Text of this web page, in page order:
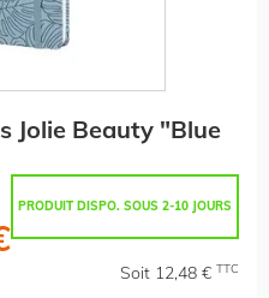
Jolie Beauty "Blue
PRODUIT DISPO. SOUS 2-10 JOURS
Soit 12,48 € TTC